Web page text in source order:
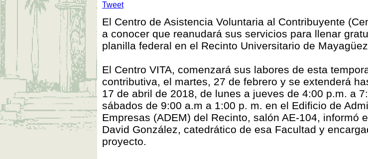
Tweet
El Centro de Asistencia Voluntaria al Contribuyente
a conocer que reanudará sus servicios para llenar
planilla federal en el Recinto Universitario de
El Centro VITA, comenzará sus labores de esta
contributiva, el martes, 27 de febrero y se extenderá
17 de abril de 2018, de lunes a jueves de 4:00 p.m. a
sábados de 9:00 a.m a 1:00 p. m. en el Edificio de
Empresas (ADEM) del Recinto, salón AE-104, informó
David González, catedrático de esa Facultad y
proyecto.